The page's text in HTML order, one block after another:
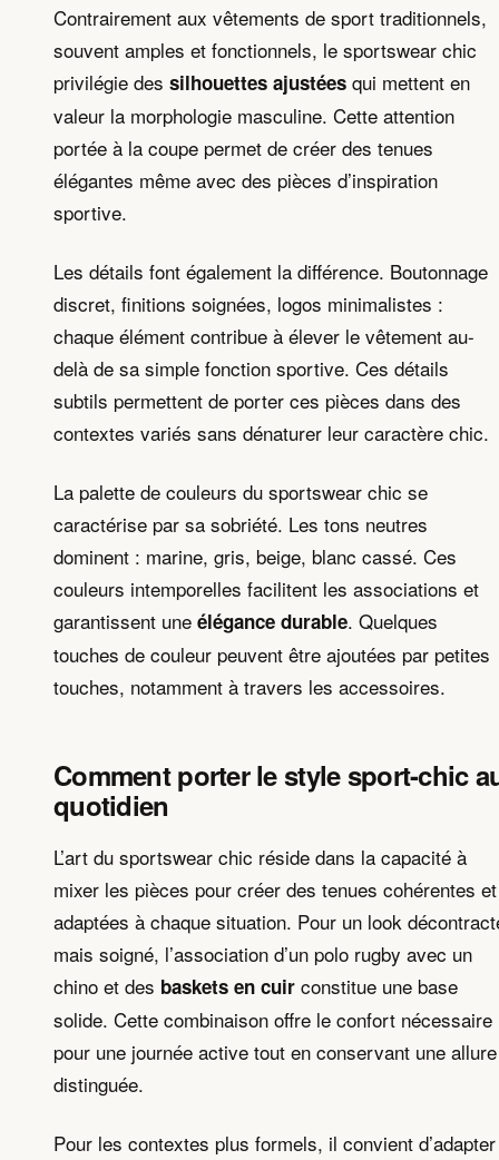
Contrairement aux vêtements de sport traditionnels,
souvent amples et fonctionnels, le sportswear chic
privilégie des silhouettes ajustées qui mettent en
valeur la morphologie masculine. Cette attention
portée à la coupe permet de créer des tenues
élégantes même avec des pièces d’inspiration
sportive.
Les détails font également la différence. Boutonnage
discret, finitions soignées, logos minimalistes :
chaque élément contribue à élever le vêtement au-
delà de sa simple fonction sportive. Ces détails
subtils permettent de porter ces pièces dans des
contextes variés sans dénaturer leur caractère chic.
La palette de couleurs du sportswear chic se
caractérise par sa sobriété. Les tons neutres
dominent : marine, gris, beige, blanc cassé. Ces
couleurs intemporelles facilitent les associations et
garantissent une élégance durable. Quelques
touches de couleur peuvent être ajoutées par petites
touches, notamment à travers les accessoires.
Comment porter le style sport-chic
quotidien
L’art du sportswear chic réside dans la capacité à
mixer les pièces pour créer des tenues cohérentes et
adaptées à chaque situation. Pour un look
mais soigné, l’association d’un polo rugby avec un
chino et des baskets en cuir constitue une base
solide. Cette combinaison offre le confort nécessaire
pour une journée active tout en conservant une allure
distinguée.
Pour les contextes plus formels, il convient d’adapter